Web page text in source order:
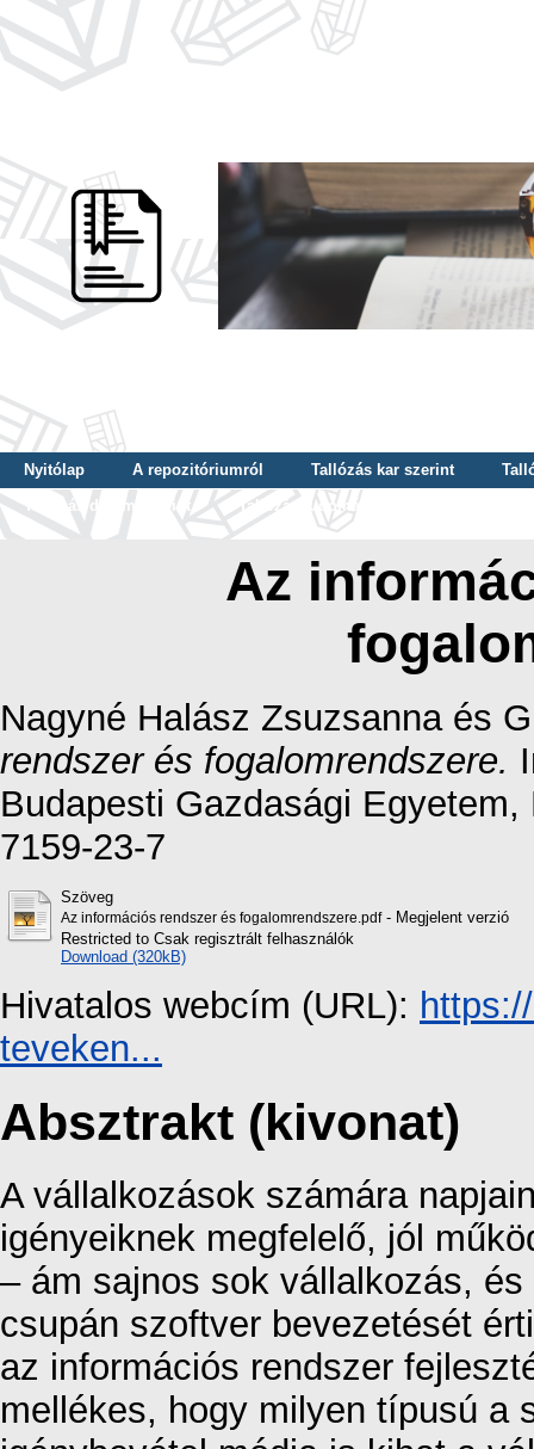
Nyitólap A repozitóriumról Tallózás kar szerint
Tallózás dátum szerint
Tallózás tudományterület szerint
Az
Nagyné Halász Zsuzsannaés
rendszer és fogalomrendszere.
Budapesti Gazdasági
7159-23-7
Szöveg
Az információs rendszer és fogalomrendszere.pdf- Megjelent verzió
Restricted to Csak regisztrált felhasználók
Download (320kB)
Hivatalos webcím (URL):
teveken...
Absztrakt (kivonat)
A vállalkozások számára
igényeiknek megfelelő, jól
– ám sajnos sok vállalkozás,
csupán szoftver bevezetését
az információs rendszer
mellékes, hogy milyen típusú a